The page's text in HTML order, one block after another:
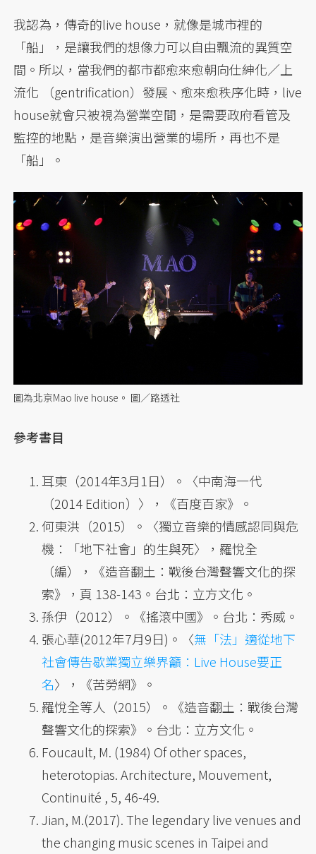
我認為，傳奇的live house，就像是城市裡的
「船」，是讓我們的想像力可以自由飄流的異質空
間。所以，當我們的都市都愈來愈朝向仕紳化／上
流化 （gentrification）發展、愈來愈秩序化時，live
house就會只被視為營業空間，是需要政府看管及
監控的地點，是音樂演出營業的場所，再也不是
「船」。
圖為北京Mao live house。 圖／路透社
參考書目
耳東（2014年3月1日）。〈中南海一代
（2014 Edition）〉，《百度百家》。
何東洪（2015）。〈獨立音樂的情感認同與危
機：「地下社會」的生與死〉，羅悅全
（編），《造音翻土：戰後台灣聲響文化的探
索》，頁 138-143。台北：立方文化。
孫伊（2012）。《搖滾中國》。台北：秀威。
張心華(2012年7月9日)。〈無「法」適從地下
社會傳告歇業獨立樂界籲：Live House要正
名〉，《苦勞網》。
羅悅全等人（2015）。《造音翻土：戰後台灣
聲響文化的探索》。台北：立方文化。
Foucault, M. (1984) Of other spaces,
heterotopias. Architecture, Mouvement,
Continuité , 5, 46-49.
Jian, M.(2017). The legendary live venues and
the changing music scenes in Taipei and